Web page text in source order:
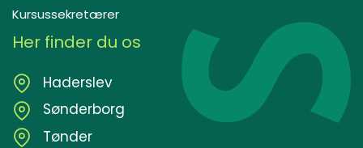
Kursussekretærer
Her finder du os
Haderslev
Sønderborg
Tønder